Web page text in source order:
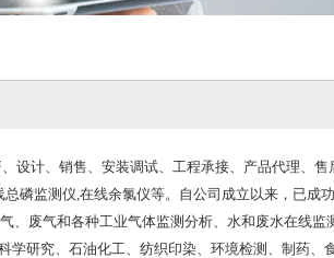
设计、销售、安装调试、工程承接、产品代理、
磷监测仪,在线余氯仪等。自公司成立以来，已成
废气和各种工业气体监测分析、水和废水在线监
学研究、石油化工、纺织印染、环境检测、制药